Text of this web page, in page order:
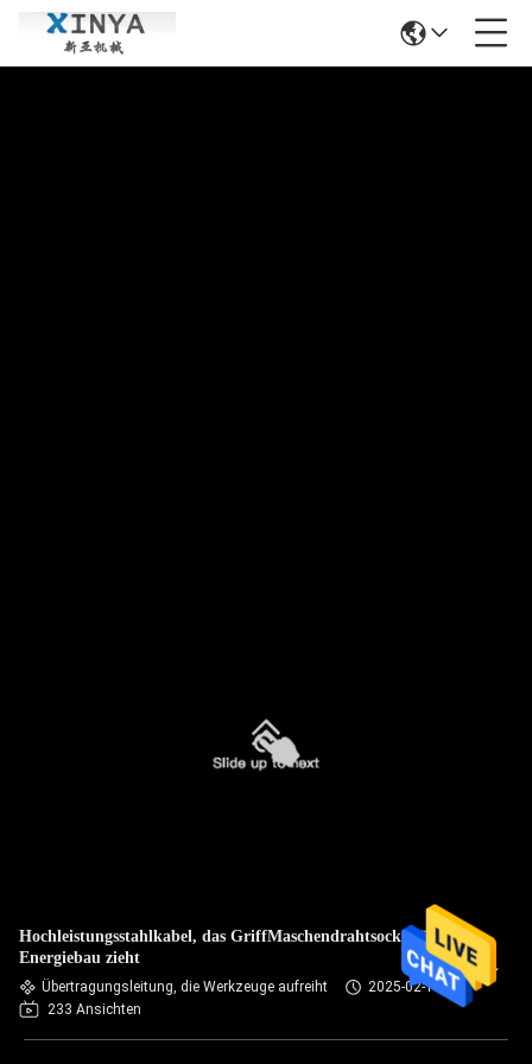
Hochleistungsstahlkabel, das GriffMaschendrahtsocke für
Energiebau zieht
Übertragungsleitung, die Werkzeuge aufreiht
2025-02-14
233 Ansichten